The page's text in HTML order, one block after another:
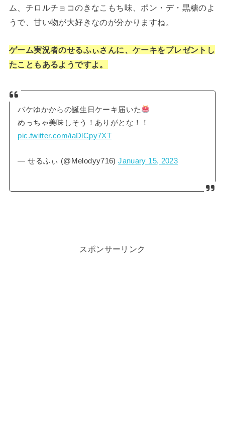
ム、チロルチョコのきなこもち味、ポン・デ・黒糖のよ
うで、甘い物が大好きなのが分かりますね。
ゲーム実況者のせるふぃさんに、ケーキをプレゼントし
たこともあるようですよ。
バケゆかからの誕生日ケーキ届いた
めっちゃ美味しそう！ありがとな！！
pic.twitter.com/iaDlCpy7XT
— せるふぃ (@Melodyy716)January 15, 2023
スポンサーリンク